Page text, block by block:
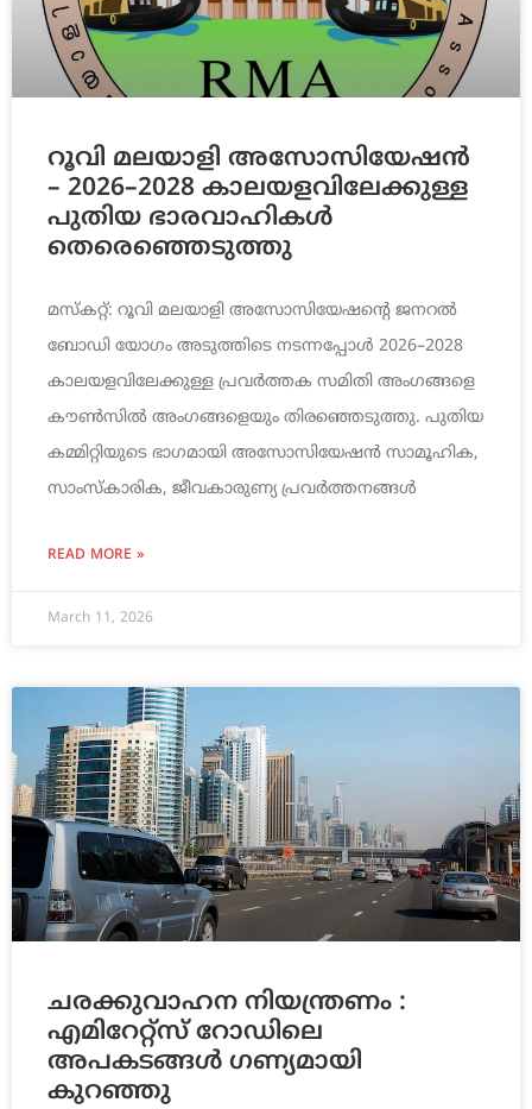
റൂവി മലയാളി അസോസിയേഷൻ
– 2026–2028 കാലയളവിലേക്കുള്ള
പുതിയ ഭാരവാഹികൾ
തെരെഞ്ഞെടുത്തു
മസ്കറ്റ്: റൂവി മലയാളി അസോസിയേഷന്റെ ജനറൽ
ബോഡി യോഗം അടുത്തിടെ നടന്നപ്പോൾ 2026–2028
കാലയളവിലേക്കുള്ള പ്രവർത്തക സമിതി അംഗങ്ങളെ
കൗൺസിൽ അംഗങ്ങളെയും തിരഞ്ഞെടുത്തു. പുതിയ
കമ്മിറ്റിയുടെ ഭാഗമായി അസോസിയേഷൻ സാമൂഹിക,
സാംസ്‌കാരിക, ജീവകാരുണ്യ പ്രവർത്തനങ്ങൾ
READ MORE »
March 11, 2026
ചരക്കുവാഹന നിയന്ത്രണം :
എമിറേറ്റ്സ് റോഡിലെ
അപകടങ്ങൾ ഗണ്യമായി
കുറഞ്ഞു